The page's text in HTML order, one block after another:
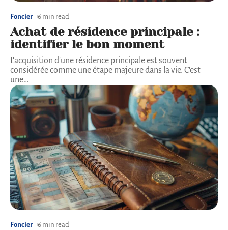
Foncier 6 min read
Achat de résidence principale :
identifier le bon moment
L'acquisition d'une résidence principale est souvent
considérée comme une étape majeure dans la vie. C'est
une…
Foncier 6 min read